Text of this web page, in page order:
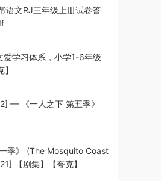
语文RJ三年级上册试卷答
爱学习体系，小学1-6年级
— 《一人之下 第五季》
一季》 (The Mosquito Coast
【剧集】【夸克】